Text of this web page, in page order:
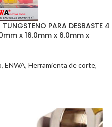
TUNGSTENO PARA DESBASTE 4
x 16.0mm x 6.0mm x
, ENWA, Herramienta de corte,